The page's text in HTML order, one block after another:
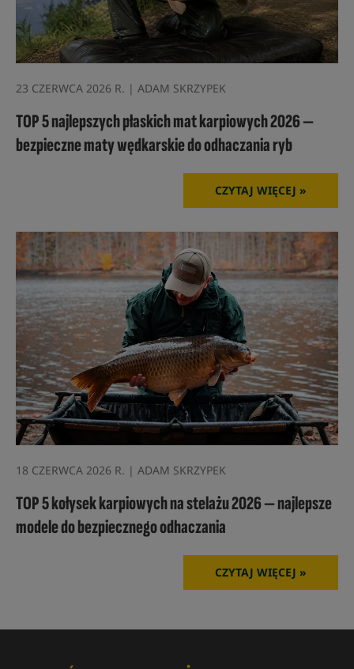
23 CZERWCA 2026 R. | ADAM SKRZYPEK
TOP 5 najlepszych płaskich mat karpiowych 2026 —
bezpieczne maty wędkarskie do odhaczania ryb
CZYTAJ WIĘCEJ »
18 CZERWCA 2026 R. | ADAM SKRZYPEK
TOP 5 kołysek karpiowych na stelażu 2026 — najlepsze
modele do bezpiecznego odhaczania
CZYTAJ WIĘCEJ »